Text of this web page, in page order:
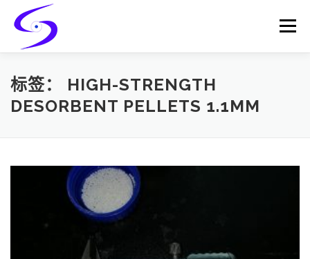
content
Menu
HOME PRODUCTS CATALYST-CARRIER
标签： HIGH-STRENGTH
DESORBENT PELLETS 1.1MM